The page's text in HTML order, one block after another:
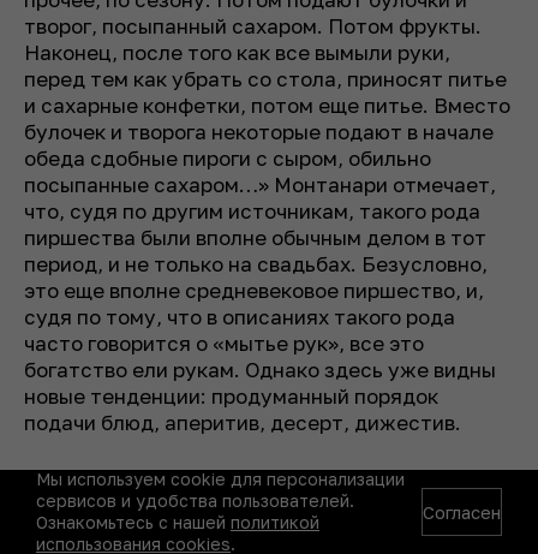
творог, посыпанный сахаром. Потом фрукты.
Наконец, после того как все вымыли руки,
перед тем как убрать со стола, приносят питье
и сахарные конфетки, потом еще питье. Вместо
булочек и творога некоторые подают в начале
обеда сдобные пироги с сыром, обильно
посыпанные сахаром…» Монтанари отмечает,
что, судя по другим источникам, такого рода
пиршества были вполне обычным делом в тот
период, и не только на свадьбах. Безусловно,
это еще вполне средневековое пиршество, и,
судя по тому, что в описаниях такого рода
часто говорится о «мытье рук», все это
богатство ели рукам. Однако здесь уже видны
новые тенденции: продуманный порядок
подачи блюд, аперитив, десерт, дижестив.
Мы используем cookie для персонализации
сервисов и удобства пользователей.
Ознакомьтесь с нашей политикой
использования cookies.
Согласен